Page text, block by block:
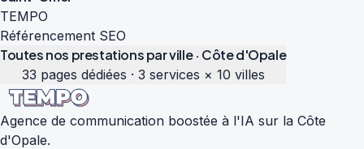
TEMPO
Référencement SEO
Toutes nos prestations par ville · Côte d'Opale
33 pages dédiées · 3 services × 10 villes
Agence de communication boostée à l'IA sur la Côte
d'Opale.